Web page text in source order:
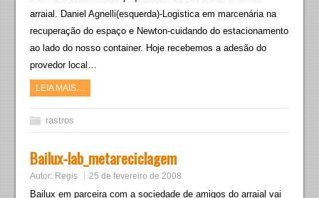
arraial. Daniel Agnelli(esquerda)-Logistica em marcenária na
recuperação do espaço e Newton-cuidando do estacionamento
ao lado do nosso container. Hoje recebemos a adesão do
provedor local…
LEIA MAIS…
rastros
Bailux-lab_metareciclagem
Autor: Regis 25 de fevereiro de 2008
Bailux em parceira com a sociedade de amigos do arraial vai